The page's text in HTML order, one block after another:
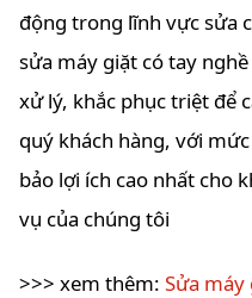
động trong lĩnh vực sửa
sửa máy giặt có tay
xử lý, khắc phục triệt để
quý khách hàng, với
bảo lợi ích cao nhất cho
vụ của chúng tôi
>>> xem thêm: Sửa máy